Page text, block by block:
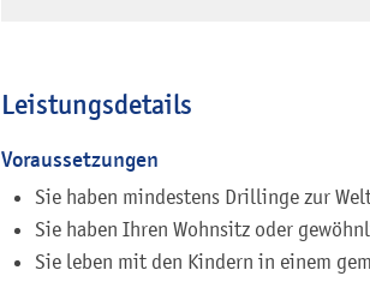
Leistungsdetails
Voraussetzungen
Sie haben mindestens Drillinge zur
Sie haben Ihren Wohnsitz oder
Sie leben mit den Kindern in einem